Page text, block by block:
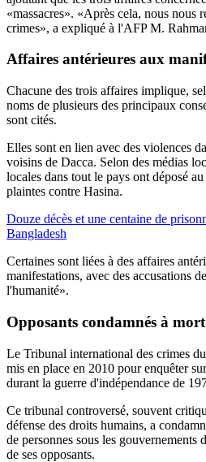
«massacres». «Après cela, nous nous
crimes», a expliqué à l'AFP M.
Affaires antérieures aux
Chacune des trois affaires implique,
noms de plusieurs des principaux
sont cités.
Elles sont en lien avec des violences
voisins de Dacca. Selon des médias
locales dans tout le pays ont déposé
plaintes contre Hasina.
Douze décès et une centaine de
Bangladesh
Certaines sont liées à des affaires
manifestations, avec des accusations
l'humanité».
Opposants condamnés à mort
Le Tribunal international des crimes
mis en place en 2010 pour enquêter
durant la guerre d'indépendance de
Ce tribunal controversé, souvent
défense des droits humains, a
de personnes sous les
de ses opposants.